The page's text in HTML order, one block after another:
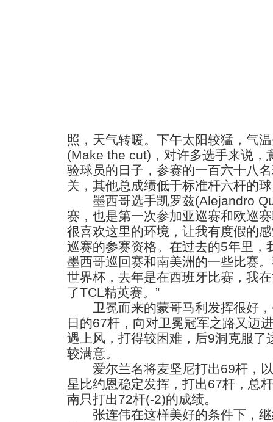
照，天气转暖。下午太阳较猛，气
(Make the cut)，对许多选手来说，
验球员的日子，参赛的一百六十八
关，其他总成绩低于标准杆六杆的
墨西哥选手凯罗兹(Alejandro
赛，也是第一次参加亚巡赛和欧巡
很喜欢这里的环境，让我有度假的
巡赛的参赛资格。在过去的5年里，
墨西哥巡回赛和南美洲的一些比赛
世界杯，去年是在西班牙比赛，我
了TCL精英赛。”
卫冕而来的蒙哥马利发挥很好，
日的67杆，向对卫冕冠军之路又迈
遇上风，打得较困难，后9洞克服了
较满意。
爱尔兰名将麦坚尼打出69杆，以
星比约恩稳定发挥，打出67杆，总
南只打出72杆(-2)的成绩。
张连伟在这样美好的条件下，继